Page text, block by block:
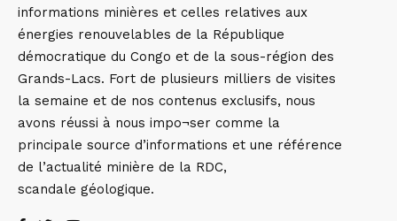
informations minières et celles relatives aux
énergies renouvelables de la République
démocratique du Congo et de la sous-région des
Grands-Lacs. Fort de plusieurs milliers de visites
la semaine et de nos contenus exclusifs, nous
avons réussi à nous impo¬ser comme la
principale source d’informations et une référence
de l’actualité minière de la RDC,
scandale géologique.